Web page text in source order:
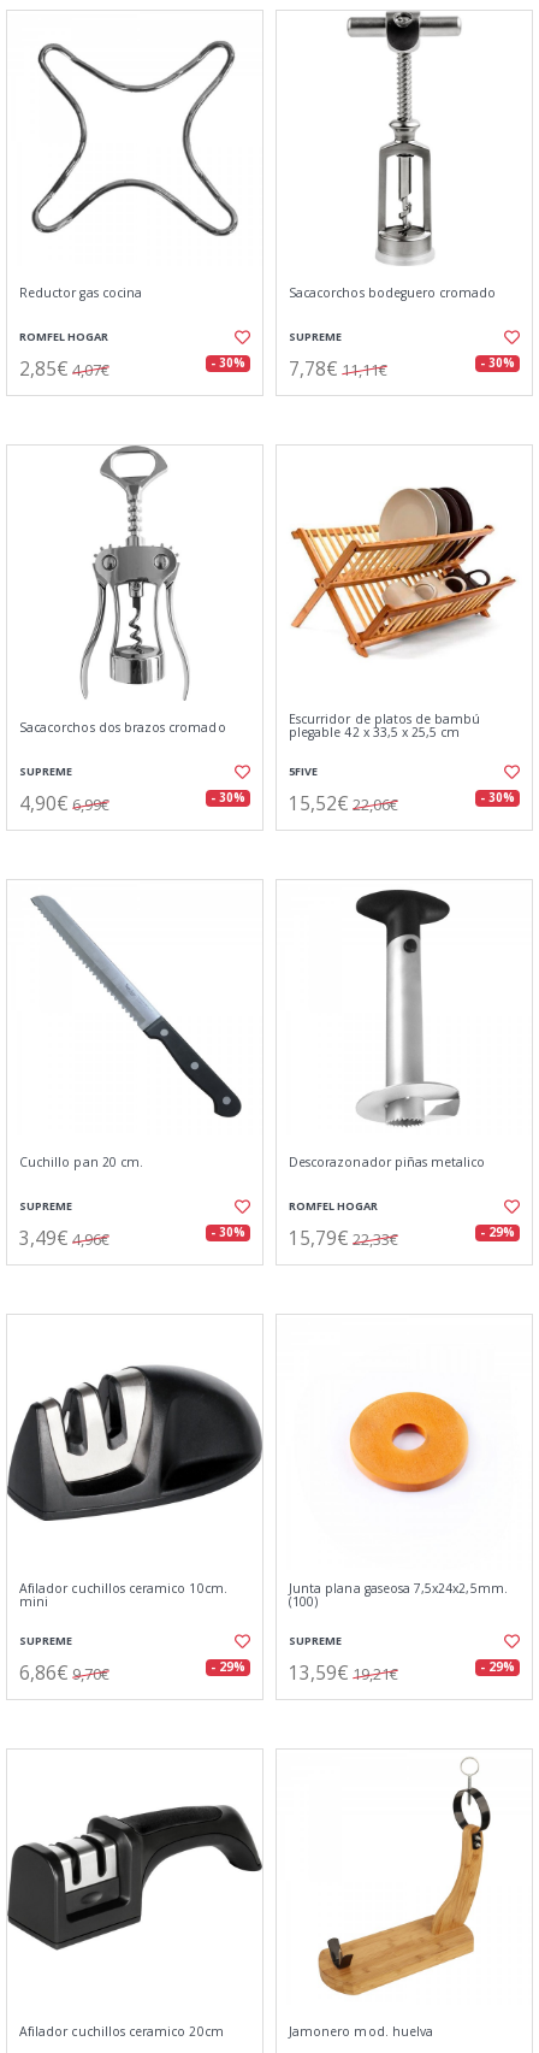
Reductor gas cocina
ROMFEL HOGAR
2,85€ 4,07€ - 30%
Sacacorchos bodeguero cromado
SUPREME
7,78€ 11,11€ - 30%
Sacacorchos dos brazos cromado
SUPREME
4,90€ 6,99€ - 30%
Escurridor de platos de bambú
plegable 42 x 33,5 x 25,5 cm
5FIVE
15,52€ 22,06€ - 30%
Cuchillo pan 20 cm.
SUPREME
3,49€ 4,96€ - 30%
Descorazonador piñas metalico
ROMFEL HOGAR
15,79€ 22,33€ - 29%
Afilador cuchillos ceramico 10cm.
mini
SUPREME
6,86€ 9,70€ - 29%
Junta plana gaseosa 7,5x24x2,5mm.
(100)
SUPREME
13,59€ 19,21€ - 29%
Afilador cuchillos ceramico 20cm Jamonero mod. huelva